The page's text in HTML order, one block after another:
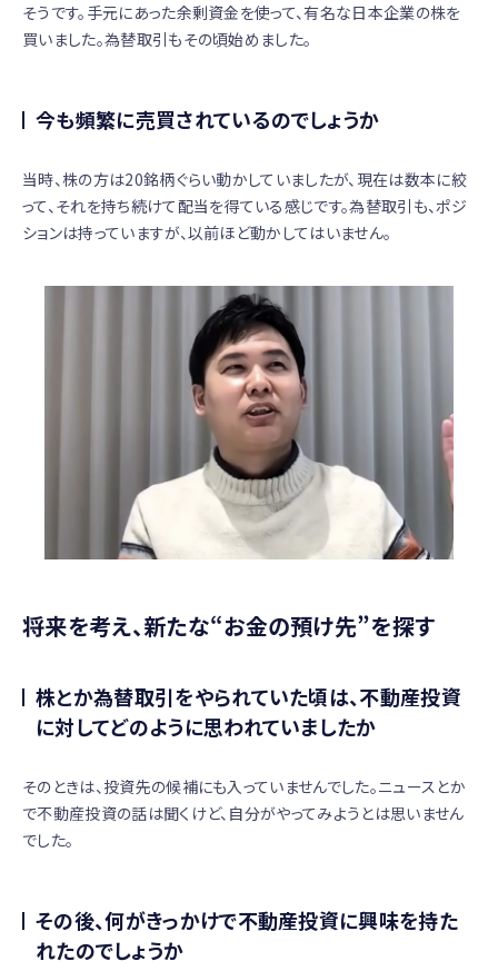
そうです。手元にあった余剰資金を使って、有名な日本企業の株を
買いました。為替取引もその頃始めました。
今も頻繁に売買されているのでしょうか
当時、株の方は20銘柄ぐらい動かしていましたが、現在は数本に絞
って、それを持ち続けて配当を得ている感じです。為替取引も、ポジ
ションは持っていますが、以前ほど動かしてはいません。
将来を考え、新たな“お金の預け先”を探す
株とか為替取引をやられていた頃は、不動産投資
に対してどのように思われていましたか
そのときは、投資先の候補にも入っていませんでした。ニュースとか
で不動産投資の話は聞くけど、自分がやってみようとは思いません
でした。
その後、何がきっかけで不動産投資に興味を持た
れたのでしょうか